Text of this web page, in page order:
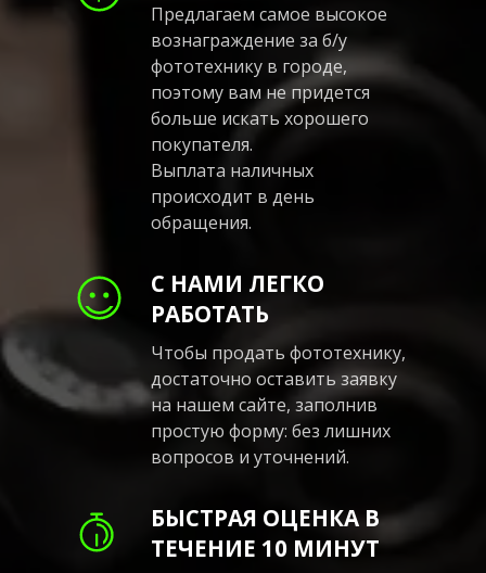
Предлагаем самое высокое
вознаграждение за б/у
фототехнику в городе,
поэтому вам не придется
больше искать хорошего
покупателя.
Выплата наличных
происходит в день
обращения.
С НАМИ ЛЕГКО
РАБОТАТЬ
Чтобы продать фототехнику,
достаточно оставить заявку
на нашем сайте, заполнив
простую форму: без лишних
вопросов и уточнений.
БЫСТРАЯ ОЦЕНКА В
ТЕЧЕНИЕ 10 МИНУТ